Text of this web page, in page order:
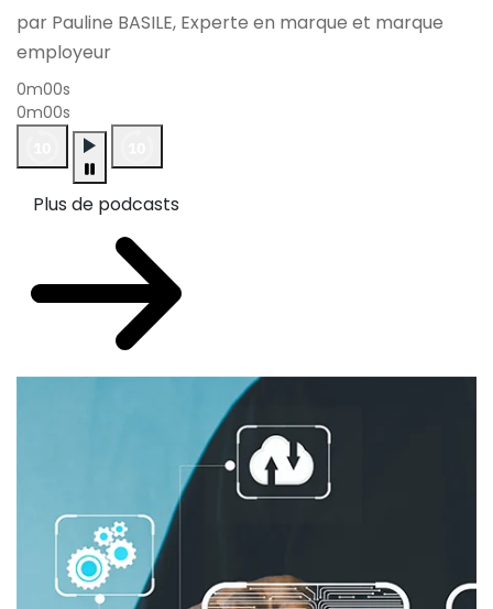
par Pauline BASILE, Experte en marque et marque
employeur
0m00s
0m00s
Plus de podcasts